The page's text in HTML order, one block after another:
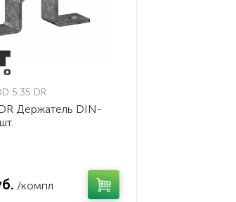
5.35 DR
Держатель DIN-
/компл